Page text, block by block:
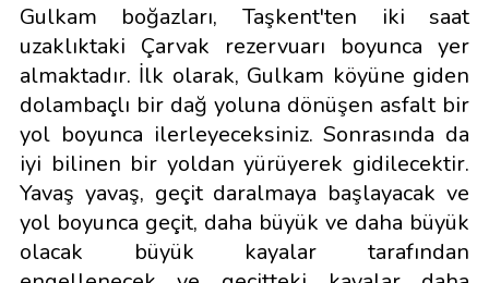
Gulkam boğazları, Taşkent'ten iki saat
uzaklıktaki Çarvak rezervuarı boyunca yer
almaktadır. İlk olarak, Gulkam köyüne giden
dolambaçlı bir dağ yoluna dönüşen asfalt bir
yol boyunca ilerleyeceksiniz. Sonrasında da
iyi bilinen bir yoldan yürüyerek gidilecektir.
Yavaş yavaş, geçit daralmaya başlayacak ve
yol boyunca geçit, daha büyük ve daha büyük
olacak büyük kayalar tarafından